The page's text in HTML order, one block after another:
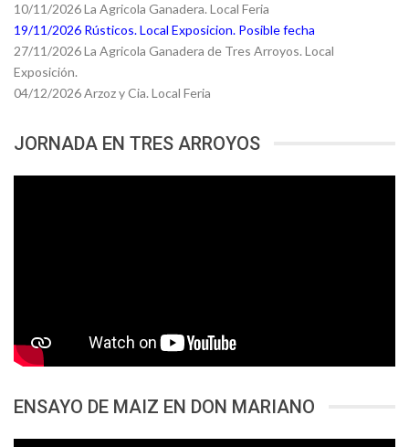
10/11/2026 La Agricola Ganadera. Local Feria
19/11/2026 Rústicos. Local Exposicion. Posible fecha
27/11/2026 La Agricola Ganadera de Tres Arroyos. Local
Exposición.
04/12/2026 Arzoz y Cia. Local Feria
JORNADA EN TRES ARROYOS
ENSAYO DE MAIZ EN DON MARIANO